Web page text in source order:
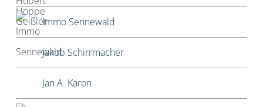
Immo Sennewald
Jakob Schirrmacher
Jan A. Karon